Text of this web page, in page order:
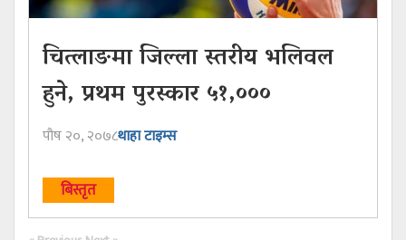
चित्लाङमा जिल्ला स्तरीय भलिवल
हुने, प्रथम पुरस्कार ५१,०००
पौष २०, २०७८थाहा टाइम्स
बिस्तृत